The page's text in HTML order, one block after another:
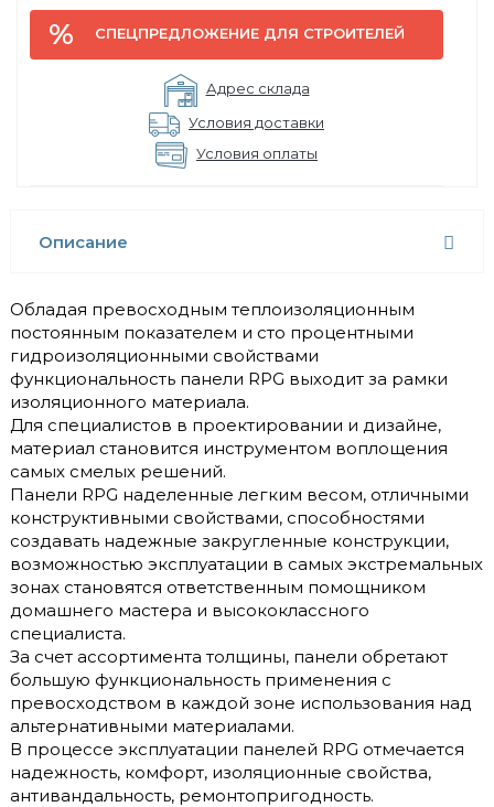
СПЕЦПРЕДЛОЖЕНИЕ ДЛЯ СТРОИТЕЛЕЙ
Адрес склада
Условия доставки
Условия оплаты
Описание
Обладая превосходным теплоизоляционным
постоянным показателем и сто процентными
гидроизоляционными свойствами
функциональность панели RPG выходит за рамки
изоляционного материала.
Для специалистов в проектировании и дизайне,
материал становится инструментом воплощения
самых смелых решений.
Панели RPG наделенные легким весом, отличными
конструктивными свойствами, способностями
создавать надежные закругленные конструкции,
возможностью эксплуатации в самых экстремальных
зонах становятся ответственным помощником
домашнего мастера и высококлассного
специалиста.
За счет ассортимента толщины, панели обретают
большую функциональность применения с
превосходством в каждой зоне использования над
альтернативными материалами.
В процессе эксплуатации панелей RPG отмечается
надежность, комфорт, изоляционные свойства,
антивандальность, ремонтопригодность.